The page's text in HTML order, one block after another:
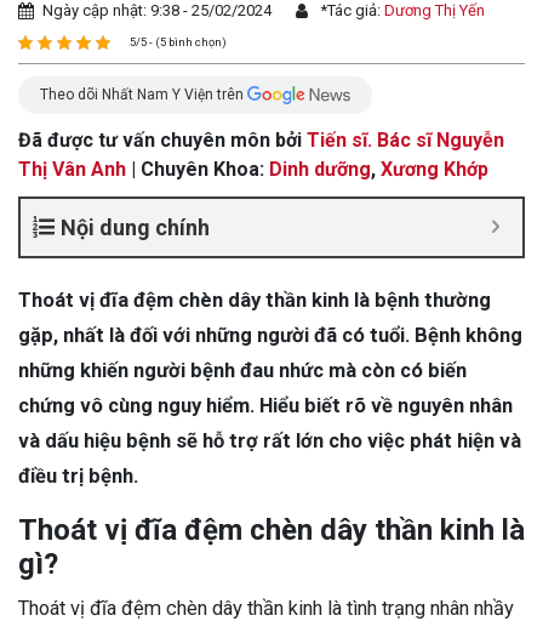
Ngày cập nhật: 9:38 - 25/02/2024 *Tác giả: Dương Thị Yến
5/5 - (5 bình chọn)
Theo dõi Nhất Nam Y Viện trên
Đã được tư vấn chuyên môn bởi Tiến sĩ. Bác sĩ Nguyễn
Thị Vân Anh | Chuyên Khoa: Dinh dưỡng, Xương Khớp
Nội dung chính
Thoát vị đĩa đệm chèn dây thần kinh là bệnh thường
gặp, nhất là đối với những người đã có tuổi. Bệnh không
những khiến người bệnh đau nhức mà còn có biến
chứng vô cùng nguy hiểm. Hiểu biết rõ về nguyên nhân
và dấu hiệu bệnh sẽ hỗ trợ rất lớn cho việc phát hiện và
điều trị bệnh.
Thoát vị đĩa đệm chèn dây thần kinh là
gì?
Thoát vị đĩa đệm chèn dây thần kinh là tình trạng nhân nhầy